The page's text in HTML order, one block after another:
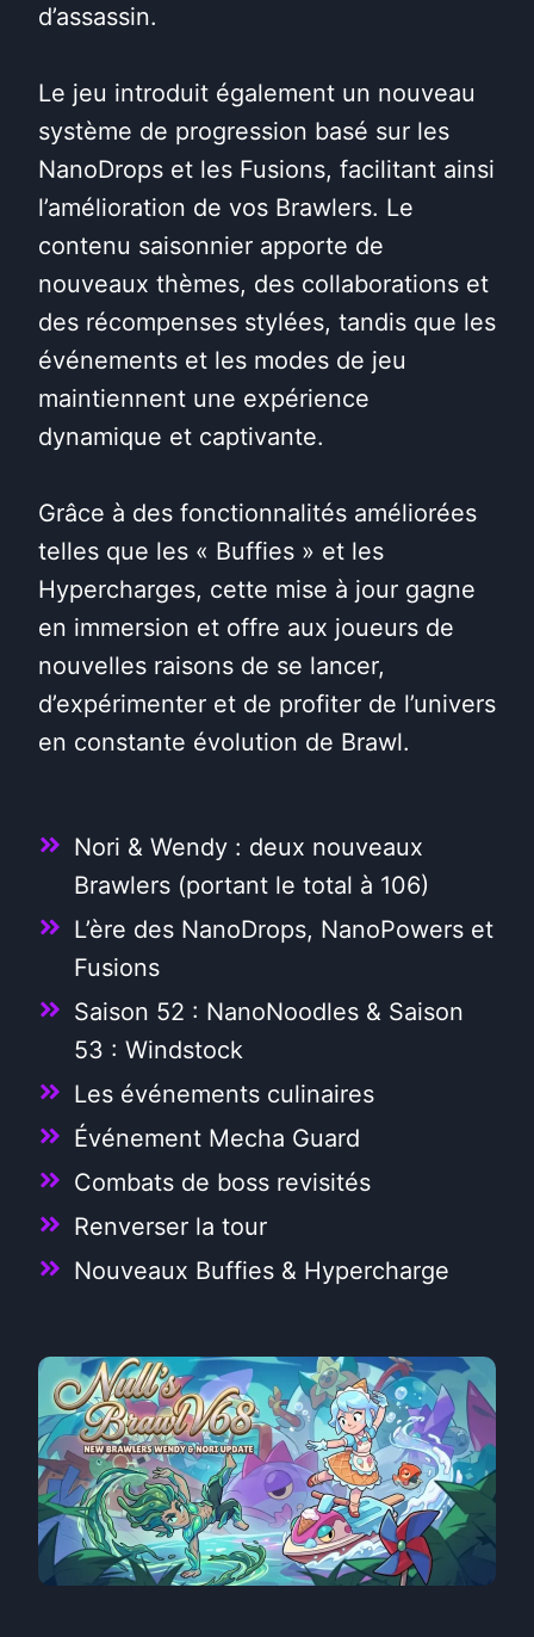
d’assassin.
Le jeu introduit également un nouveau
système de progression basé sur les
NanoDrops et les Fusions, facilitant ainsi
l’amélioration de vos Brawlers. Le
contenu saisonnier apporte de
nouveaux thèmes, des collaborations et
des récompenses stylées, tandis que les
événements et les modes de jeu
maintiennent une expérience
dynamique et captivante.
Grâce à des fonctionnalités améliorées
telles que les « Buffies » et les
Hypercharges, cette mise à jour gagne
en immersion et offre aux joueurs de
nouvelles raisons de se lancer,
d’expérimenter et de profiter de l’univers
en constante évolution de Brawl.
Nori & Wendy : deux nouveaux
Brawlers (portant le total à 106)
L’ère des NanoDrops, NanoPowers et
Fusions
Saison 52 : NanoNoodles & Saison
53 : Windstock
Les événements culinaires
Événement Mecha Guard
Combats de boss revisités
Renverser la tour
Nouveaux Buffies & Hypercharge